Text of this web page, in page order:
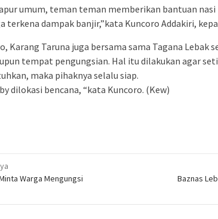
umum, teman teman memberikan bantuan
terkena dampak banjir,”kata Kuncoro Addakiri,
Karang Taruna juga bersama sama Tagana Lebak
tempat pengungsian. Hal itu dilakukan agar
maka pihaknya selalu siap.
dilokasi bencana, “kata Kuncoro. (Kew)
Warga Mengungsi
Baznas